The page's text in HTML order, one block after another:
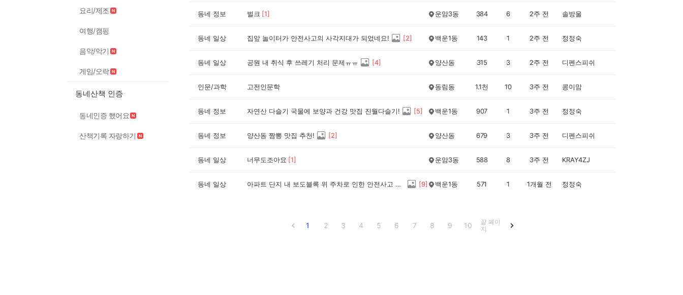
요리/제조
여행/캠핑
음악/악기
게임/오락
동네산책 인증
동네인증 했어요
산책기록 자랑하기
동네 정보 벌크 [1] 운암3동 384 6 2주 전 솔방울
동네 일상 집앞 놀이터가 안전사고의 사각지대가 되었네요! [2] 백운1동 143 1 2주 전 정정숙
동네 일상 공원 내 취식 후 쓰레기 처리 문제ㅠㅠ [4] 양산동 315 3 2주 전 디펜스피쉬
인문/과학 고전인문학 동림동 1.1천 10 3주 전 콩이맘
동네 정보 자연산 다슬기 국물에 보양과 건강 맛집 진월다슬기! [5] 백운1동 907 1 3주 전 정정숙
동네 정보 양산동 짬뽕 맛집 추천! [2] 양산동 679 3 3주 전 디펜스피쉬
동네 일상 너무도조아요 [1] 운암3동 588 8 3주 전 KRAY4ZJ
동네 일상 아파트 단지 내 보도블록 위 주차로 인한 안전사고 문제가 심각하네요! [9] 백운1동 571 1 1개월 전 정정숙
1 2 3 4 5 6 7 8 9 10
끝 페이
지